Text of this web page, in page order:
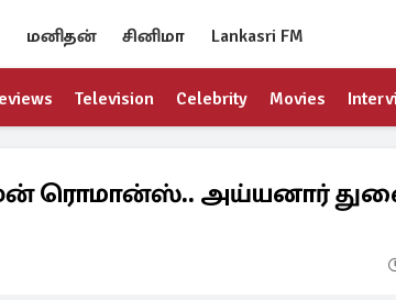
மனிதன் சினிமா Lankasri FM
Television Celebrity Movies
ரொமான்ஸ்.. அய்யனார்